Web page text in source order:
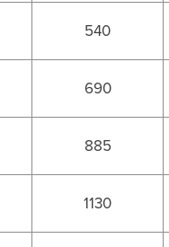
540
690
885
1130